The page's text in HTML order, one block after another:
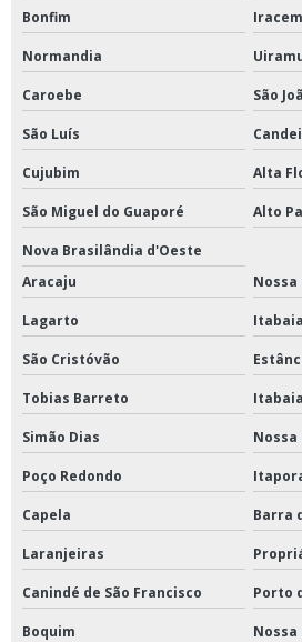
Bonfim
Normandia
Caroebe São
São Luís
Cujubim Alta
São Miguel do Guaporé Alto
Nova Brasilândia d'Oeste
Aracaju
Nossa
Lagarto
São Cristóvão
Tobias Barreto
Simão Dias Nossa
Poço Redondo
Capela Barra
Laranjeiras
Canindé de São Francisco Porto
Boquim Nossa